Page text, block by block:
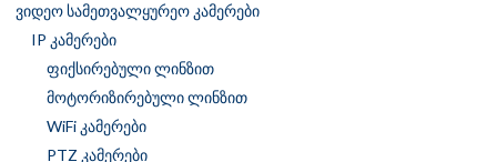
ვიდეო სამეთვალყურეო კამერები
IP კამერები
ფიქსირებული ლინზით
მოტორიზირებული ლინზით
WiFi კამერები
PTZ კამერები